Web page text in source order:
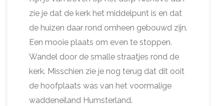
zie je dat de kerk het middelpunt is en dat
de huizen daar rond omheen gebouwd zijn.
Een mooie plaats om even te stoppen.
Wandel door de smalle straatjes rond de
kerk. Misschien zie je nog terug dat dit ooit
de hoofplaats was van het voormalige
waddeneiland Humsterland.